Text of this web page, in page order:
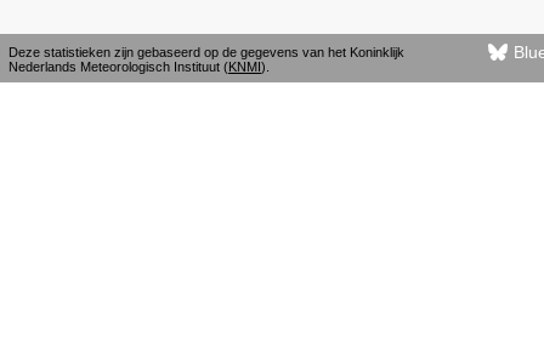
Deze statistieken zijn gebaseerd op de gegevens van het Koninklijk
Nederlands Meteorologisch Instituut (KNMI).